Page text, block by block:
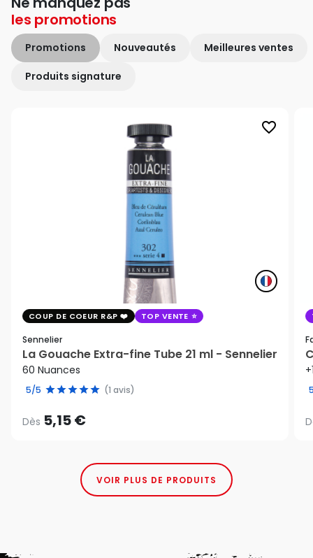
les promotions
Promotions Nouveautés Meilleures ventes
Produits signature
favorite_border
COUP DE COEUR R&P TOP VENTE
Sennelier
La Gouache Extra-fine Tube 21 ml - Sennelier
60 Nuances
5/5 (1 avis)
Dès 5,15 €
VOIR PLUS DE PRODUITS